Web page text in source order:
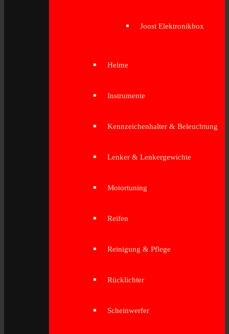
Joost Elektronikbox
Helme
Instrumente
Kennzeichenhalter & Beleuchtung
Lenker & Lenkergewichte
Motortuning
Reifen
Reinigung & Pflege
Rücklichter
Scheinwerfer